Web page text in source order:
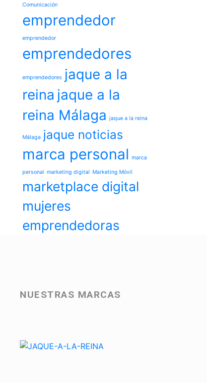
Comunicación
emprendedor
emprendedor
emprendedores
emprendedores jaque a la
reina jaque a la
reina Málaga jaque a la reina
Málaga jaque noticias
marca personal marca
personal marketing digital Marketing Móvil
marketplace digital
mujeres
emprendedoras
NUESTRAS MARCAS